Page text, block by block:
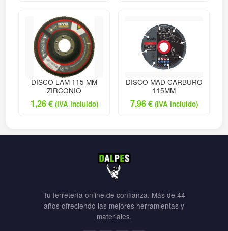
DISCO LAM 115 MM
ZIRCONIO
1,26€ (IVA incluido)
DISCO MAD CARBURO
115MM
7,96€ (IVA incluido)
Tu ferretería online de confianza. Más de 44
años ofreciendo las mejores herramientas y
materiales.